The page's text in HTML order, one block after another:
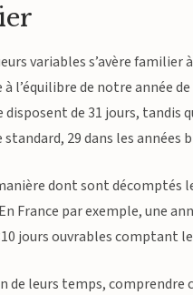
variables s’avère
l’équilibre de notre année
de 31 jours, tandis
29 dans les années
dont sont décomptés
par exemple, une
jours ouvrables comptant
de leurs temps,